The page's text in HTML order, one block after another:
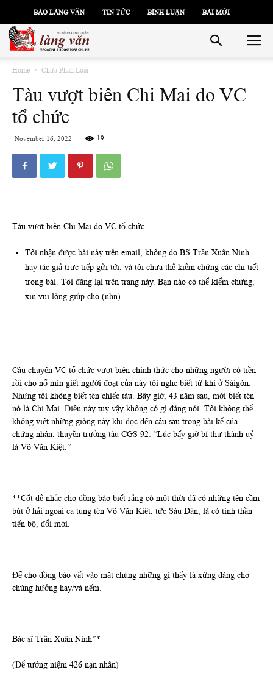
BÁO LÀNG VĂN TIN TỨC BÌNH LUẬN BÀI MỚI
Home Chưa Phân Loại
Tàu vượt biên Chi Mai do VC
tổ chức
November 16, 2022 19
Tàu vượt biên Chi Mai do VC tổ chức
Tôi nhận được bài này trên email, không do BS Trần Xuân Ninh
hay tác giả trực tiếp gửi tới, và tôi chưa thể kiểm chứng các chi tiết
trong bài. Tôi đăng lại trên trang này. Bạn nào có thể kiểm chứng,
xin vui lòng giúp cho (nhn)
Câu chuyện VC tổ chức vượt biên chính thức cho những người có tiền
rồi cho nổ mìn giết người đoạt của này tôi nghe biết từ khi ở Sàigòn.
Nhưng tôi không biết tên chiếc tàu. Bây giờ, 43 năm sau, mới biết tên
nó là Chi Mai. Điều này tuy vậy không có gì đáng nói. Tôi không thể
không viết những giòng này khi đọc đến câu sau trong bài kể của
chứng nhân, thuyền trưởng tàu CGS 92: “Lúc bấy giờ bí thư thành uỷ
là Võ Văn Kiệt.”
**Cốt để nhắc cho đồng bào biết rằng có một thời đã có những tên cầm
bút ở hải ngoại ca tụng tên Võ Văn Kiệt, tức Sáu Dân, là có tinh thần
tiến bộ, đổi mới.
Để cho đồng bào vất vào mặt chúng những gì thấy là xứng đáng cho
chúng hưởng hay/và nếm.
Bác sĩ Trần Xuân Ninh**
(Để tưởng niệm 426 nạn nhân)